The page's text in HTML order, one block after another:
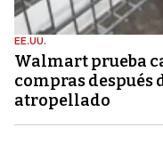
EE.UU.
Walmart prueba
compras después
atropellado